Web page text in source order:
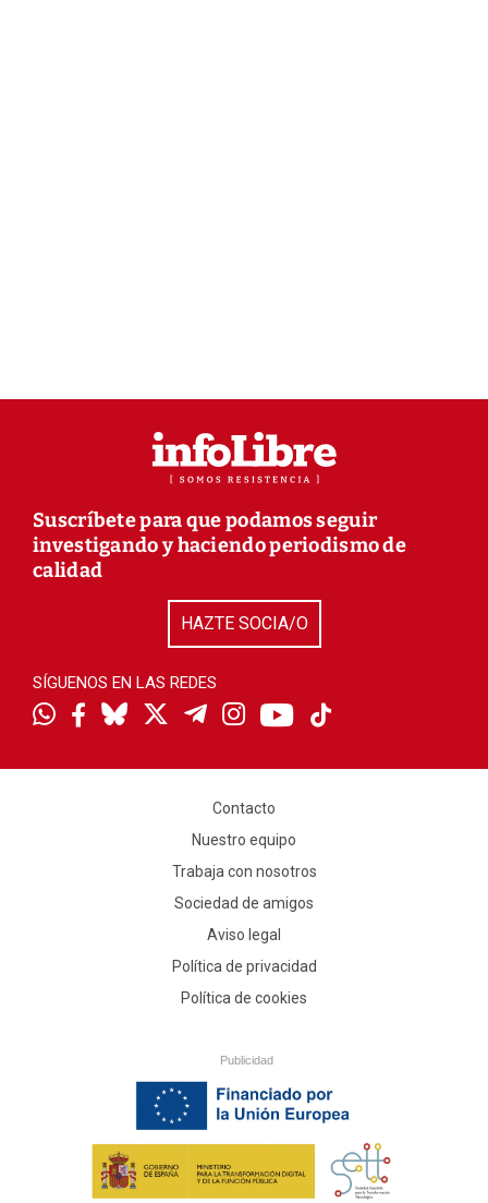
Suscríbete para que podamos seguir
investigando y haciendo periodismo de
calidad
HAZTE SOCIA/O
SÍGUENOS EN LAS REDES
Contacto
Nuestro equipo
Trabaja con nosotros
Sociedad de amigos
Aviso legal
Política de privacidad
Política de cookies
Publicidad